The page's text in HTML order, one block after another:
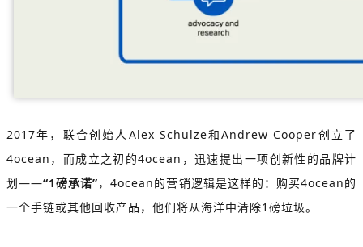
2017年，联合创始人Alex Schulze和Andrew Cooper创立了
4ocean，而成立之初的4ocean，迅速提出一项创新性的品牌计
划——“1磅承诺”，4ocean的营销逻辑是这样的：购买4ocean的
一个手链或其他回收产品，他们将从海洋中清除1磅垃圾。